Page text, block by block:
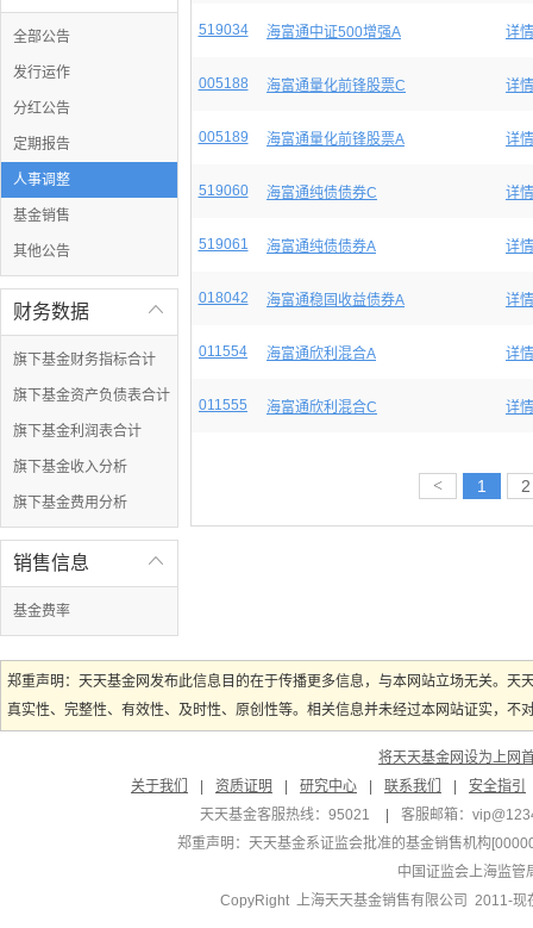
全部公告
发行运作
分红公告
定期报告
人事调整
基金销售
其他公告

财务数据
旗下基金财务指标合计
旗下基金资产负债表合计
旗下基金利润表合计
旗下基金收入分析
旗下基金费用分析

销售信息
基金费率
519034 海富通中证500增强A 详情
005188 海富通量化前锋股票C 详情
005189 海富通量化前锋股票A 详情
519060 海富通纯债债券C 详情
519061 海富通纯债债券A 详情
018042 海富通稳固收益债券A 详情
011554 海富通欣利混合A 详情
011555 海富通欣利混合C 详情
< 1 2
郑重声明：天天基金网发布此信息目的在于传播更多信息，与本网站立场无关。
真实性、完整性、有效性、及时性、原创性等。相关信息并未经过本网站证实，
将天天基金网设为上网
关于我们
资质证明 研究中心 联系我们
安全指引
天天基金客服热线：95021
客服邮箱：
郑重声明： 天天基金系证监会批准的基金销售机构
中国证监会上海监管
CopyRight 上海天天基金销售有限公司 2011-